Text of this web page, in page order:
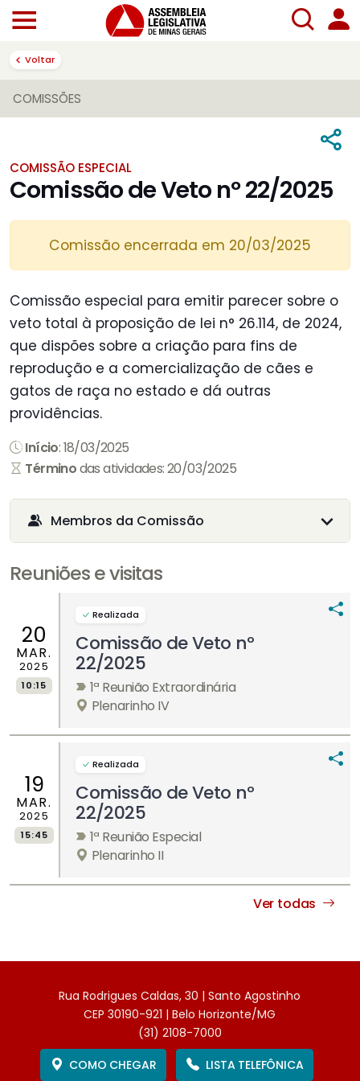
Voltar
COMISSÕES
COMISSÃO ESPECIAL
Comissão de Veto nº 22/2025
Comissão encerrada em 20/03/2025
Comissão especial para emitir parecer sobre o
veto total à proposição de lei n° 26.114, de 2024,
que dispões sobre a criação para fins de
reprodução e a comercialização de cães e
gatos de raça no estado e dá outras
providências.
Início: 18/03/2025
Términodas atividades: 20/03/2025
Membros da Comissão
Reuniões e visitas
20
MAR.
2025
10:15
Realizada
Comissão de Veto nº
22/2025
1ª Reunião Extraordinária
Plenarinho IV
19
MAR.
2025
15:45
Realizada
Comissão de Veto nº
22/2025
1ª Reunião Especial
Plenarinho II
Ver todas
Rua Rodrigues Caldas, 30 | Santo Agostinho
CEP 30190-921 | Belo Horizonte/MG
(31) 2108-7000
COMO CHEGAR
LISTA TELEFÔNICA